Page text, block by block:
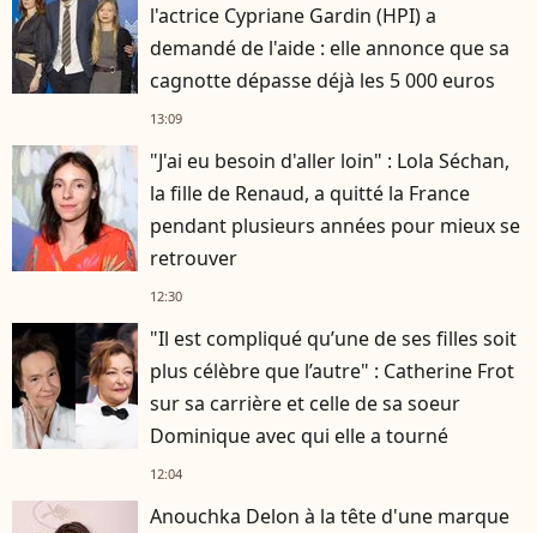
l'actrice Cypriane Gardin (HPI) a
demandé de l'aide : elle annonce que sa
cagnotte dépasse déjà les 5 000 euros
13:09
"J'ai eu besoin d'aller loin" : Lola Séchan,
la fille de Renaud, a quitté la France
pendant plusieurs années pour mieux se
retrouver
12:30
"Il est compliqué qu’une de ses filles soit
plus célèbre que l’autre" : Catherine Frot
sur sa carrière et celle de sa soeur
Dominique avec qui elle a tourné
12:04
Anouchka Delon à la tête d'une marque